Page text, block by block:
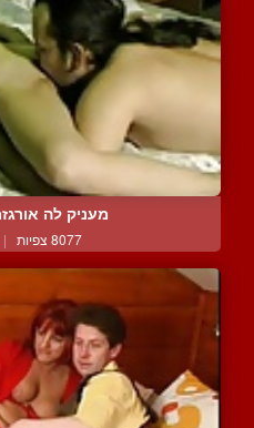
מעניק לה
8077 צפיות |